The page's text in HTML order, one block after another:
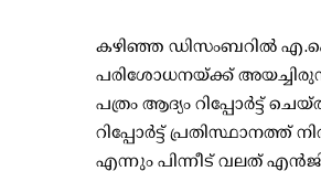
കഴിഞ്ഞ ഡിസംബറിൽ
പരിശോധനയ്ക്ക്
പത്രം ആദ്യം റിപ്പോർട്ട്
റിപ്പോർട്ട്
എന്നും പിന്നീട് വലത്